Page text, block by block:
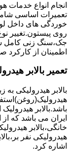
انجام انواع خدمات
تعمیرات اساسی
خوردگی های داخل
روی پیستون.تغییر
جک،سنگ زنی کامل
اطمینان از
تعمیر بالابر
بالابر هیدرولیکی
باشد.بالابر
ایران می باشد که از
خانگی،بالابر
هیدرولیکی نفر
اشاره کرد.